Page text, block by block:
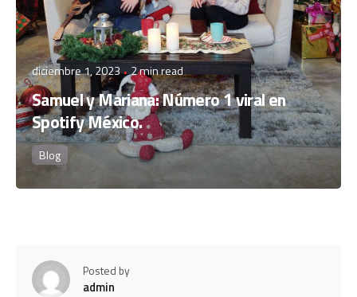
diciembre 1, 2023 2 min read
Samuel y Mariana: Número 1 viral en
Spotify México.
Blog
Posted by
admin